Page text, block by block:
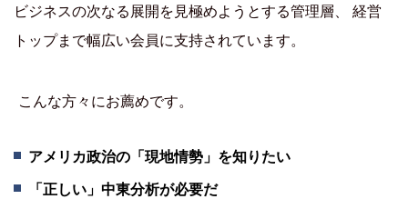
ビジネスの次なる展開を見極めようとする管理層、 経営
トップまで幅広い会員に支持されています。
こんな方々にお薦めです。
アメリカ政治の「現地情勢」を知りたい
「正しい」中東分析が必要だ